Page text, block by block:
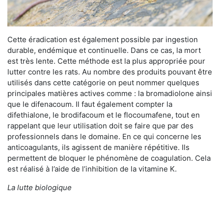
Cette éradication est également possible par ingestion
durable, endémique et continuelle. Dans ce cas, la mort
est très lente. Cette méthode est la plus appropriée pour
lutter contre les rats. Au nombre des produits pouvant être
utilisés dans cette catégorie on peut nommer quelques
principales matières actives comme : la bromadiolone ainsi
que le difenacoum. Il faut également compter la
difethialone, le brodifacoum et le flocoumafene, tout en
rappelant que leur utilisation doit se faire que par des
professionnels dans le domaine. En ce qui concerne les
anticoagulants, ils agissent de manière répétitive. Ils
permettent de bloquer le phénomène de coagulation. Cela
est réalisé à l’aide de l’inhibition de la vitamine K.
La lutte biologique